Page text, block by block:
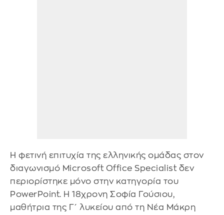
Η φετινή επιτυχία της ελληνικής ομάδας στον
διαγωνισμό Microsoft Office Specialist δεν
περιορίστηκε μόνο στην κατηγορία του
PowerPoint. Η 18χρονη Σοφία Γούσιου,
μαθήτρια της Γ΄ λυκείου από τη Νέα Μάκρη